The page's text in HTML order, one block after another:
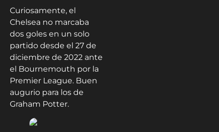
Curiosamente, el
Chelsea no marcaba
dos goles en un solo
partido desde el 27 de
diciembre de 2022 ante
el Bournemouth por la
Premier League. Buen
augurio para los de
Graham Potter.